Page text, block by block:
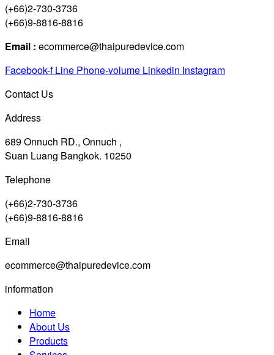
(+66)2-730-3736
(+66)9-8816-8816
Email : ecommerce@thaipuredevice.com
Facebook-f Line Phone-volume Linkedin Instagram
Contact Us
Address
689 Onnuch RD., Onnuch ,
Suan Luang Bangkok. 10250
Telephone
(+66)2-730-3736
(+66)9-8816-8816
Email
ecommerce@thaipuredevice.com
information
Home
About Us
Products